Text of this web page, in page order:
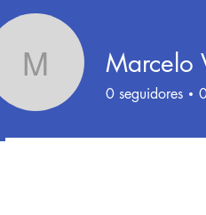
MarceloMarcelo
0 seguidores